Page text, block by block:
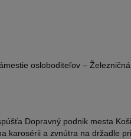
osloboditeľov –
Dopravný podnik mesta
karosérii a zvnútra na držadle